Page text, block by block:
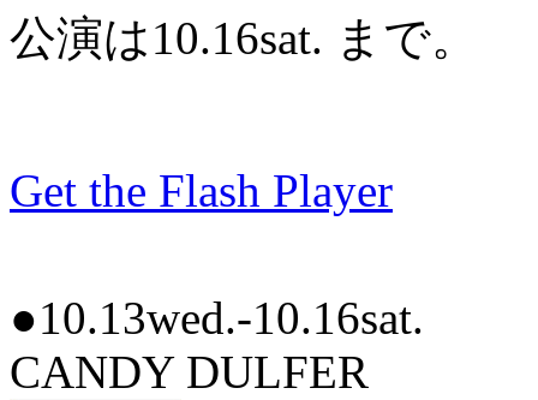
公演は10.16sat. まで。
Get the Flash Player
●10.13wed.-10.16sat.
CANDY DULFER